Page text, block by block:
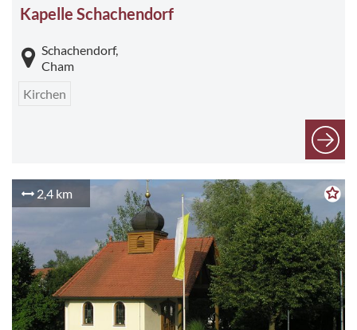
Kapelle Schachendorf
Schachendorf,
Cham
Kirchen
2,4 km